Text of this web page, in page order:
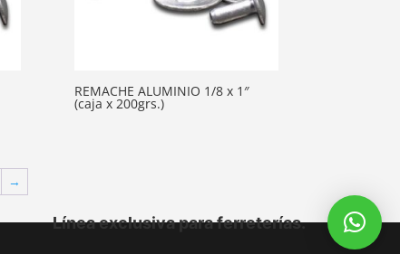
REMACHE ALUMINIO 1/8 x 1″
(caja x 200grs.)
→
Línea exclusiva para ferreterías.